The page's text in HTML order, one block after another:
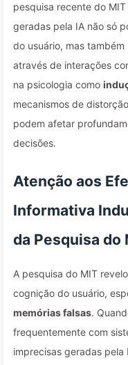
pesquisa recente do
geradas pela IA não só
do usuário, mas
através de interações
na psicologia como
mecanismos de
podem afetar
decisões.
Atenção aos
Informativa
da Pesquisa do
A pesquisa do MIT
cognição do usuário,
memórias falsas.
frequentemente com
imprecisas geradas